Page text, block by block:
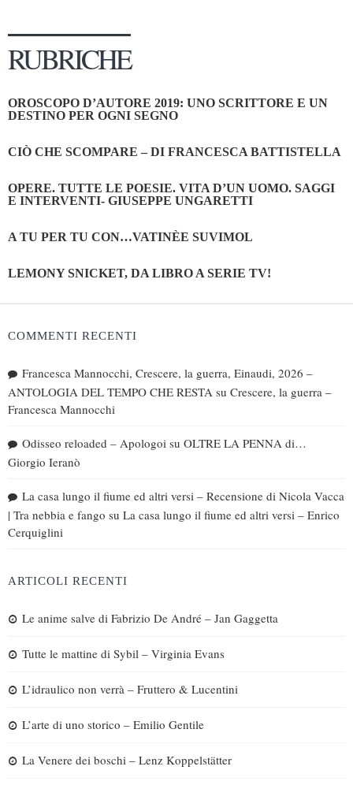
RUBRICHE
OROSCOPO D’AUTORE 2019: UNO SCRITTORE E UN
DESTINO PER OGNI SEGNO
CIÒ CHE SCOMPARE – DI FRANCESCA BATTISTELLA
OPERE. TUTTE LE POESIE. VITA D’UN UOMO. SAGGI
E INTERVENTI- GIUSEPPE UNGARETTI
A TU PER TU CON…VATINÈE SUVIMOL
LEMONY SNICKET, DA LIBRO A SERIE TV!
COMMENTI RECENTI
Francesca Mannocchi, Crescere, la guerra, Einaudi, 2026 –
ANTOLOGIA DEL TEMPO CHE RESTA su Crescere, la guerra –
Francesca Mannocchi
Odisseo reloaded – Apologoi su OLTRE LA PENNA di…
Giorgio Ieranò
La casa lungo il fiume ed altri versi – Recensione di Nicola Vacca
| Tra nebbia e fango su La casa lungo il fiume ed altri versi – Enrico
Cerquiglini
ARTICOLI RECENTI
Le anime salve di Fabrizio De André – Jan Gaggetta
Tutte le mattine di Sybil – Virginia Evans
L’idraulico non verrà – Fruttero & Lucentini
L’arte di uno storico – Emilio Gentile
La Venere dei boschi – Lenz Koppelstätter